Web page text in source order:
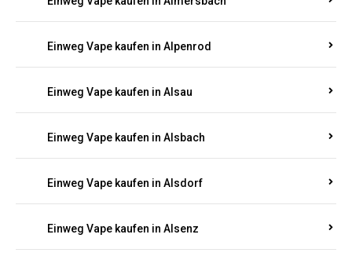
Einweg Vape kaufen in Almersbach
Einweg Vape kaufen in Alpenrod
Einweg Vape kaufen in Alsau
Einweg Vape kaufen in Alsbach
Einweg Vape kaufen in Alsdorf
Einweg Vape kaufen in Alsenz